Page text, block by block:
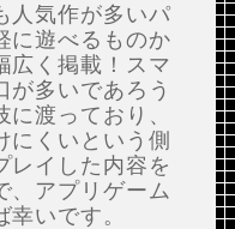
人気作が多いパ
に遊べるものか
広く掲載！スマ
が多いであろう
渡っており、
にくいという側
レイした内容を
、アプリゲーム
いです。